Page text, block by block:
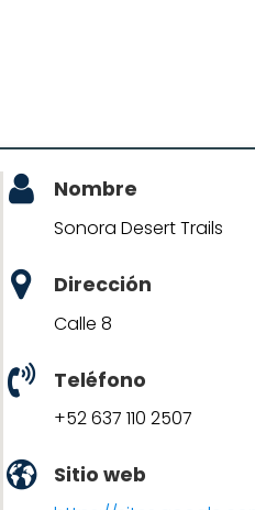
Nombre
Sonora Desert Trails
Dirección
Calle 8
Teléfono
+52 637 110 2507
Sitio web